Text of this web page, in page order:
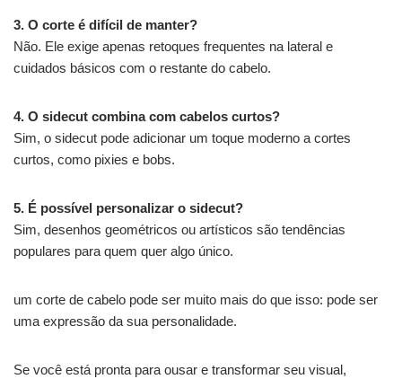
3. O corte é difícil de manter?
Não. Ele exige apenas retoques frequentes na lateral e
cuidados básicos com o restante do cabelo.
4. O sidecut combina com cabelos curtos?
Sim, o sidecut pode adicionar um toque moderno a cortes
curtos, como pixies e bobs.
5. É possível personalizar o sidecut?
Sim, desenhos geométricos ou artísticos são tendências
populares para quem quer algo único.
um corte de cabelo pode ser muito mais do que isso: pode ser
uma expressão da sua personalidade.
Se você está pronta para ousar e transformar seu visual,